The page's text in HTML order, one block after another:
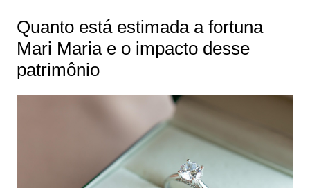
Quanto está estimada a fortuna
Mari Maria e o impacto desse
patrimônio